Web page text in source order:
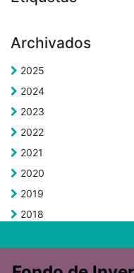
Archivados
2025
2024
2023
2022
2021
2020
2019
2018